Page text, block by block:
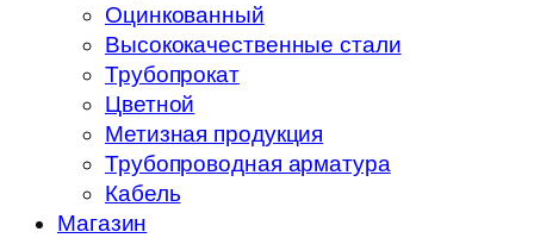
Оцинкованный
Высококачественные стали
Трубопрокат
Цветной
Метизная продукция
Трубопроводная арматура
Кабель
Магазин